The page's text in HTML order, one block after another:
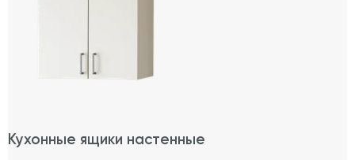
Кухонные ящики настенные